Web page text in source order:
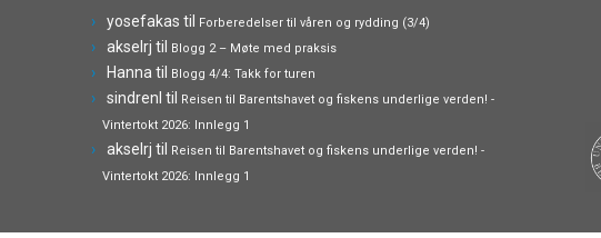
yosefakas til Forberedelser til våren og rydding (3/4)
akselrj til Blogg 2 – Møte med praksis
Hanna til Blogg 4/4: Takk for turen
sindrenl til
Reisen til Barentshavet og fiskens underlige verden! -
Vintertokt 2026: Innlegg 1
akselrj til
Reisen til Barentshavet og fiskens underlige verden! -
Vintertokt 2026: Innlegg 1